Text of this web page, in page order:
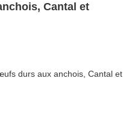
Cantal et